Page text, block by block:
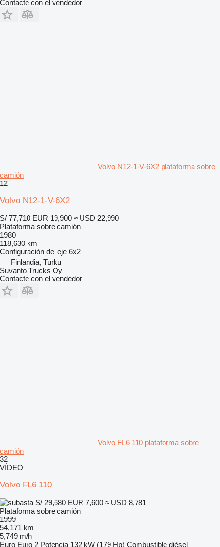
Contacte con el vendedor
Volvo N12-1-V-6X2 plataforma sobre
camión
12
Volvo N12-1-V-6X2
S/ 77,710 EUR 19,900 ≈ USD 22,990
Plataforma sobre camión
1980
118,630 km
Configuración del eje 6x2
Finlandia, Turku
Suvanto Trucks Oy
Contacte con el vendedor
Volvo FL6 110 plataforma sobre
camión
32
VÍDEO
Volvo FL6 110
S/ 29,680 EUR 7,600 ≈ USD 8,781
Plataforma sobre camión
1999
54,171 km
5,749 m/h
Euro Euro 2 Potencia 132 kW (179 Hp) Combustible diésel